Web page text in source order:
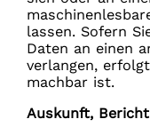
lassen. Sofern
Daten an einen
verlangen,
machbar ist.
Auskunft,